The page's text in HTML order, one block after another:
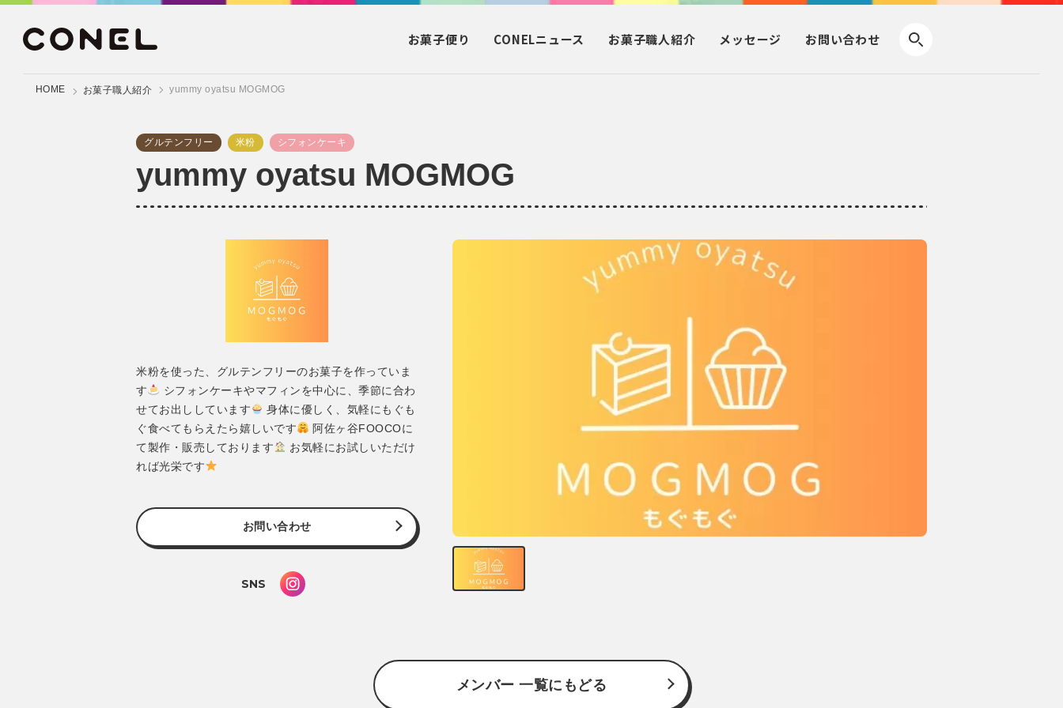
お菓子便り CONELニュース お菓子職人紹介 メッセージ お問い合わせ
HOME お菓子職人紹介 yummy oyatsu MOGMOG
グルテンフリー 米粉 シフォンケーキ
yummy oyatsu MOGMOG
米粉を使った、グルテンフリーのお菓子を作っていま
す
シフォンケーキやマフィンを中心に、季節に合わ
せてお出ししています
身体に優しく、気軽にもぐも
ぐ食べてもらえたら嬉しいです
阿佐ヶ谷FOOCOに
て製作・販売しております
お気軽にお試しいただけ
れば光栄です
お問い合わせ
SNS
メンバー 一覧にもどる